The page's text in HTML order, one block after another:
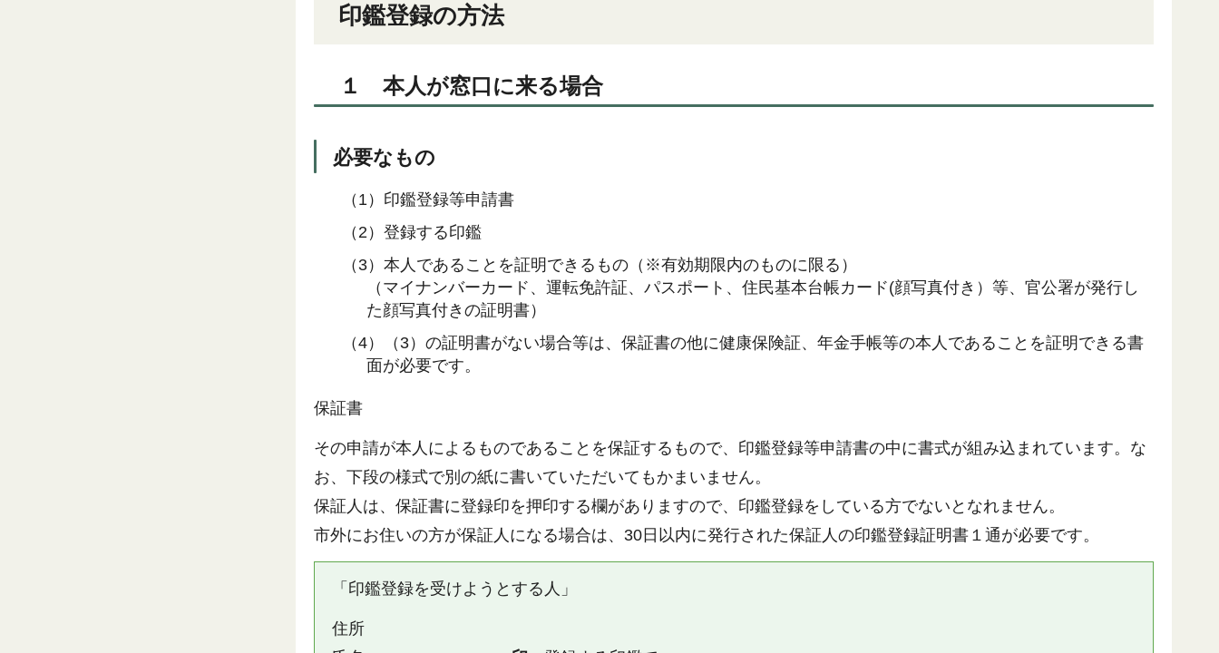
印鑑登録の方法
１ 本人が窓口に来る場合
必要なもの
（1）印鑑登録等申請書
（2）登録する印鑑
（3）本人であることを証明できるもの（※有効期限内のものに限る）
（マイナンバーカード、運転免許証、パスポート、住民基本台帳カード(顔写真付き）等、官公署が発行し
た顔写真付きの証明書）
（4）（3）の証明書がない場合等は、保証書の他に健康保険証、年金手帳等の本人であることを証明できる書
面が必要です。
保証書
その申請が本人によるものであることを保証するもので、印鑑登録等申請書の中に書式が組み込まれています。な
お、下段の様式で別の紙に書いていただいてもかまいません。
保証人は、保証書に登録印を押印する欄がありますので、印鑑登録をしている方でないとなれません。
市外にお住いの方が保証人になる場合は、30日以内に発行された保証人の印鑑登録証明書１通が必要です。
「印鑑登録を受けようとする人」
住所